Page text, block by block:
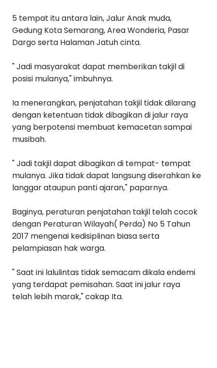
5 tempat itu antara lain, Jalur Anak muda,
Gedung Kota Semarang, Area Wonderia, Pasar
Dargo serta Halaman Jatuh cinta.
" Jadi masyarakat dapat memberikan takjil di
posisi mulanya," imbuhnya.
Ia menerangkan, penjatahan takjil tidak dilarang
dengan ketentuan tidak dibagikan di jalur raya
yang berpotensi membuat kemacetan sampai
musibah.
" Jadi takjil dapat dibagikan di tempat- tempat
mulanya. Jika tidak dapat langsung diserahkan ke
langgar ataupun panti ajaran," paparnya.
Baginya, peraturan penjatahan takjil telah cocok
dengan Peraturan Wilayah( Perda) No 5 Tahun
2017 mengenai kedisiplinan biasa serta
pelampiasan hak warga.
" Saat ini lalulintas tidak semacam dikala endemi
yang terdapat pemisahan. Saat ini jalur raya
telah lebih marak," cakap Ita.